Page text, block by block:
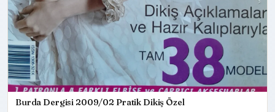
Burda Dergisi 2009/02 Pratik Dikiş Özel